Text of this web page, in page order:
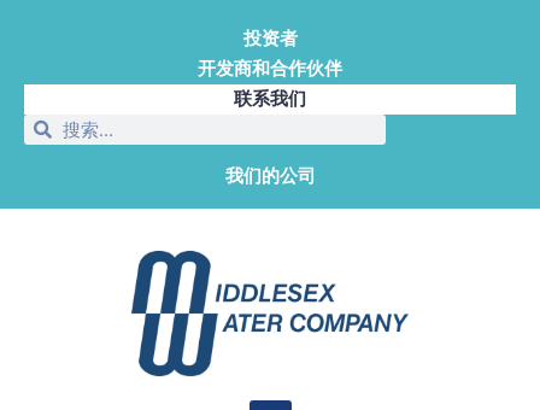
投资者
开发商和合作伙伴
联系我们
我们的公司